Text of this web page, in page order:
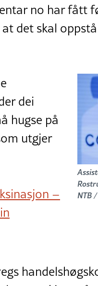
no har fått
det skal
NTB
dei
hugse på
utgjer
–